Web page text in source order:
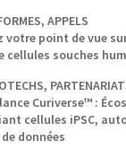
APPELS
votre point de vue
cellules souches
Curiverse™ :
cellules iPSC,
données